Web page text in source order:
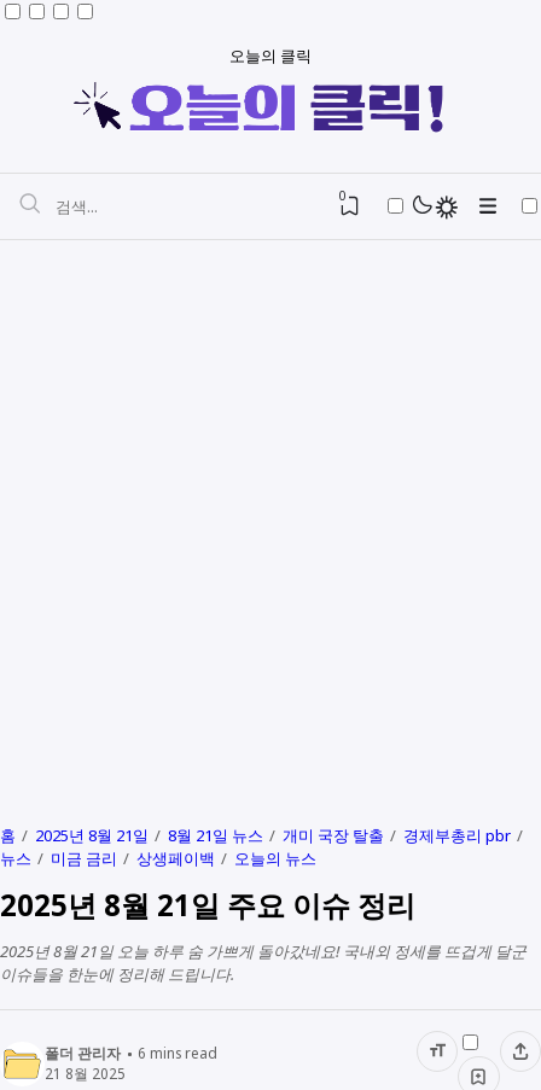
오늘의 클릭
0
홈 2025년 8월 21일 8월 21일 뉴스 개미 국장 탈출
경제부총리 pbr
뉴스
미금 금리 상생페이백 오늘의 뉴스
2025년 8월 21일 주요 이슈 정리
2025년 8월 21일 오늘 하루 숨 가쁘게 돌아갔네요! 국내외 정세를 뜨겁게 달군
이슈들을 한눈에 정리해 드립니다.
폴더 관리자 6 mins read
21 8월 2025